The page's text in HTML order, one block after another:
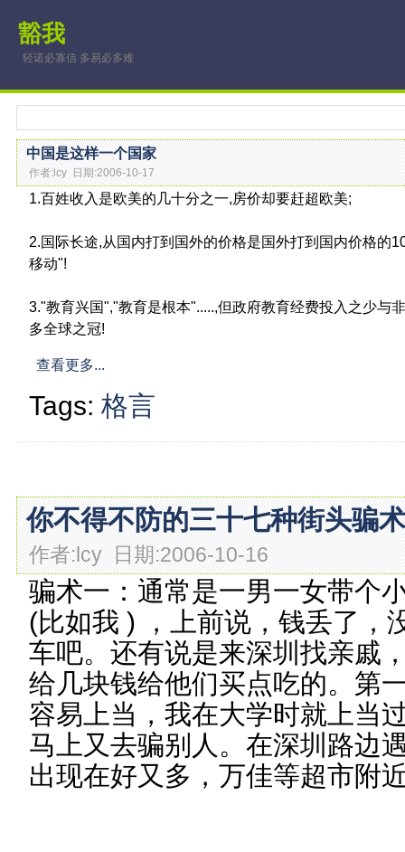
豁我
轻诺必寡信 多易必多难
中国是这样一个国家
作者:lcy 日期:2006-10-17
1.百姓收入是欧美的几十分之一,房价却要赶超欧美;
2.国际长途,从国内打到国外的价格是国外打到国内价格的
移动"!
3."教育兴国","教育是根本".....,但政府教育经费投入之少与
多全球之冠!
查看更多...
Tags:格言
你不得不防的三十七种街头骗术
作者:lcy 日期:2006-10-16
骗术一：通常是一男一女带个
(比如我 ) ，上前说，钱丢了，
车吧。还有说是来深圳找亲戚
给几块钱给他们买点吃的。第
容易上当，我在大学时就上当
马上又去骗别人。在深圳路边
出现在好又多，万佳等超市附